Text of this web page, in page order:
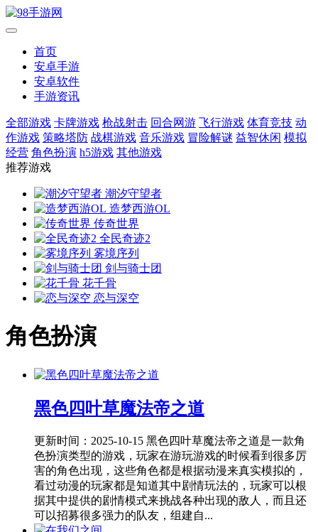
首页
安卓手游
安卓软件
手游资讯
全部游戏 卡牌游戏 枪战射击 回合网游 飞行游戏 体育竞技 动
作游戏 策略塔防 战棋游戏 音乐游戏 冒险解谜 益智休闲 模拟
经营 角色扮演 h5游戏 其他游戏
推荐游戏
潮汐守望者
造梦西游OL
传奇世界
全民奇迹2
雾境序列
剑与骑士团
花千骨
恋与深空
角色扮演
黑色四叶草魔法帝之道
更新时间：2025-10-15 黑色四叶草魔法帝之道是一款角
色扮演类型的游戏，玩家在游玩游戏的时候看到很多厉
害的角色出现，这些角色都是根据动漫来真实模拟的，
看过动漫的玩家都是知道其中剧情玩法的，玩家可以根
据其中提供的剧情模式来挑战各种出现的敌人，而且还
可以招募很多强力的队友，组建自...